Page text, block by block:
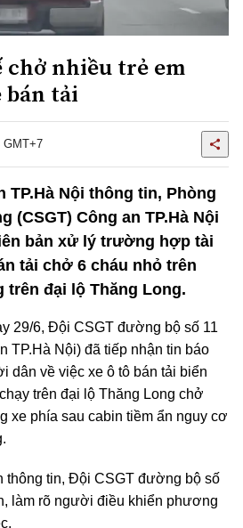
chở nhiều trẻ em
tải
GMT+7
TP.Hà Nội thông tin, Phòng
(CSGT) Công an TP.Hà Nội
bản xử lý trường hợp tài
tải chở 6 cháu nhỏ trên
đại lộ Thăng Long.
29/6, Đội CSGT đường bộ số 11
TP.Hà Nội) đã tiếp nhận tin báo
dân về việc xe ô tô bán tải biển
trên đại lộ Thăng Long chở
xe phía sau cabin tiềm ẩn nguy cơ
thông tin, Đội CSGT đường bộ số
làm rõ người điều khiển phương